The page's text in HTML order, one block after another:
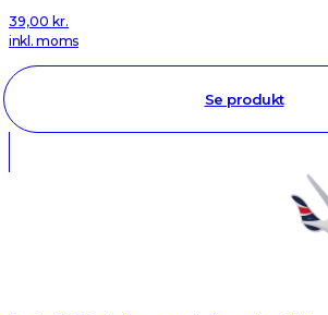
39,00 kr.
inkl. moms
Se produkt